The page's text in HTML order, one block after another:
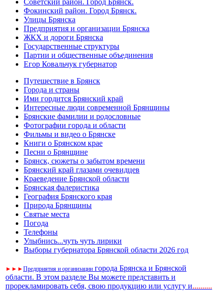
Фокинский район. Город Брянск.
Улицы Брянска
Предприятия и организации Брянска
ЖКХ и дороги Брянска
Государственные структуры
Партии и общественные объединения
Егор Ковальчук губернатор
Путешествие в Брянск
Города и страны
Ими гордится Брянский край
Интересные люди современной Брянщины
Брянские фамилии и родословные
Фотографии города и области
Фильмы и видео о Брянске
Книги о Брянском крае
Песни о Брянщине
Брянск, сюжеты о забытом времени
Брянский край глазами очевидцев
Краеведение Брянской области
Брянская фалеристика
География Брянского края
Природа Брянщины
Святые места
Погода
Телефоны
Улыбнись...чуть чуть лирики
Выборы губернатора Брянской области 2026 год
► ► ►Предприятия и организации города Брянска и Брянской
области. В этом разделе Вы можете представить и
прорекламировать себя, свою продукцию или услугу и..........